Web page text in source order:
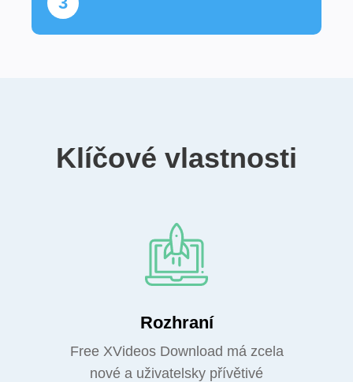
Klíčové vlastnosti
Rozhraní
Free XVideos Download má zcela
nové a uživatelsky přívětivé